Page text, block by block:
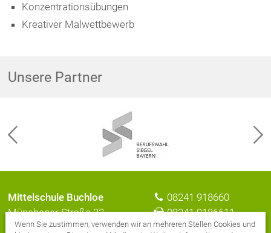
Konzentrationsübungen
Kreativer Malwettbewerb
Unsere Partner
Mittelschule Buchloe
Münchener Straße 22
86807 Buchloe
08241 918660
08241 9186611
E-Mail senden
Wenn Sie zustimmen, verwenden wir an mehreren Stellen Cookies und